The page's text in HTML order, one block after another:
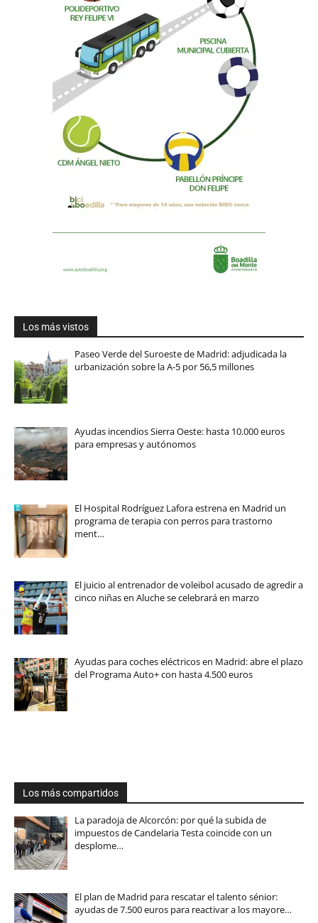
Los más vistos
Paseo Verde del Suroeste de Madrid: adjudicada la
urbanización sobre la A-5 por 56,5 millones
Ayudas incendios Sierra Oeste: hasta 10.000 euros
para empresas y autónomos
El Hospital Rodríguez Lafora estrena en Madrid un
programa de terapia con perros para trastorno
ment…
El juicio al entrenador de voleibol acusado de agredir a
cinco niñas en Aluche se celebrará en marzo
Ayudas para coches eléctricos en Madrid: abre el plazo
del Programa Auto+ con hasta 4.500 euros
Los más compartidos
La paradoja de Alcorcón: por qué la subida de
impuestos de Candelaria Testa coincide con un
desplome…
El plan de Madrid para rescatar el talento sénior:
ayudas de 7.500 euros para reactivar a los mayore…